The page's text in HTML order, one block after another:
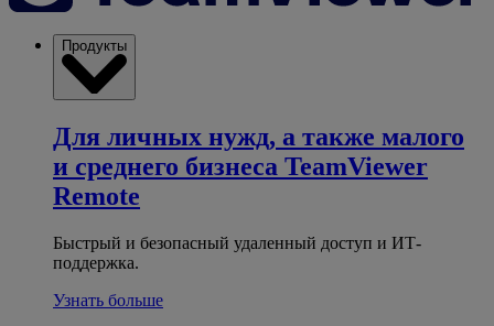
Продукты
Для личных нужд, а также малого
и среднего бизнеса TeamViewer
Remote
Быстрый и безопасный удаленный доступ и ИТ-
поддержка.
Узнать больше